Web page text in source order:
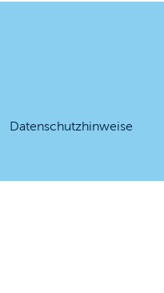
Datenschutzhinweise